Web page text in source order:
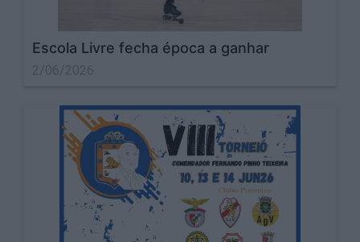
Escola Livre fecha época a ganhar